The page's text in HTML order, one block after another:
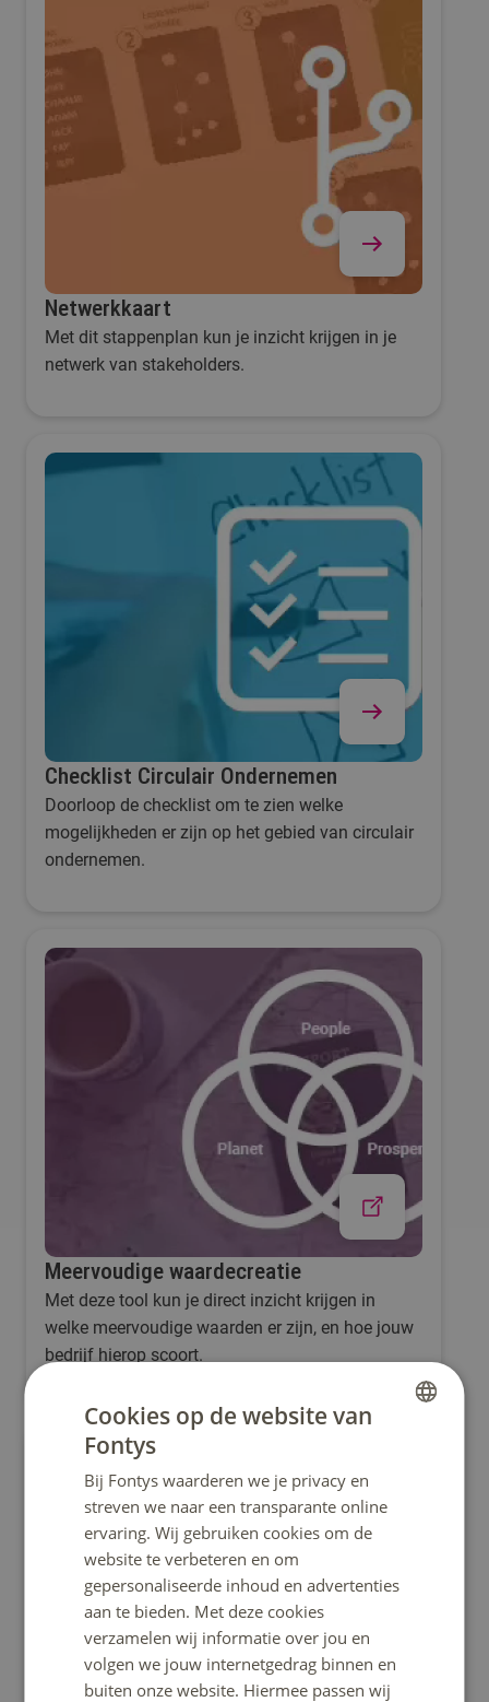
Netwerkkaart
Met dit stappenplan kun je inzicht krijgen in je
netwerk van stakeholders.
Checklist Circulair Ondernemen
Doorloop de checklist om te zien welke
mogelijkheden er zijn op het gebied van circulair
ondernemen.
Meervoudige waardecreatie
Met deze tool kun je direct inzicht krijgen in
welke meervoudige waarden er zijn, en hoe jouw
bedrijf hierop scoort.
Cookies op de website van
Fontys
Bij Fontys waarderen we je privacy en
streven we naar een transparante online
ervaring. Wij gebruiken cookies om de
website te verbeteren en om
gepersonaliseerde inhoud en advertenties
aan te bieden. Met deze cookies
verzamelen wij informatie over jou en
volgen we jouw internetgedrag binnen en
buiten onze website. Hiermee passen wij